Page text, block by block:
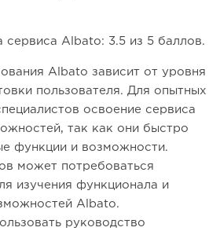
сервиса Albato: 3.5 из 5 баллов.
Albato зависит от уровня
пользователя. Для опытных
освоение сервиса
так как они быстро
функции и возможности.
может потребоваться
изучения функционала и
Albato.
руководство